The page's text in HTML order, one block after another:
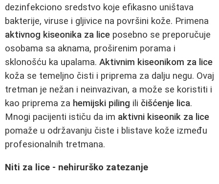
dezinfekciono sredstvo koje efikasno uništava
bakterije, viruse i gljivice na površini kože. Primena
aktivnog kiseonika za lice posebno se preporučuje
osobama sa aknama, proširenim porama i
sklonošću ka upalama. Aktivnim kiseonikom za lice
koža se temeljno čisti i priprema za dalju negu. Ovaj
tretman je nežan i neinvazivan, a može se koristiti i
kao priprema za hemijski piling ili čišćenje lica.
Mnogi pacijenti ističu da im aktivni kiseonik za lice
pomaže u održavanju čiste i blistave kože između
profesionalnih tretmana.
Niti za lice - nehirurško zatezanje